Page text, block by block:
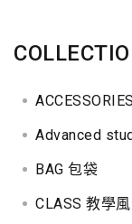
Advanced
BAG 包袋
CLASS 教學